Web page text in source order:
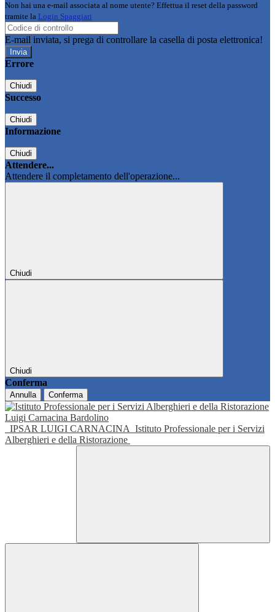
Non hai una e-mail associata al nome utente? Effettua il reset della password
tramite la Login Spaggiari
E-mail inviata, si prega di controllare la casella di posta elettronica!
Errore
Chiudi
Successo
Chiudi
Informazione
Chiudi
Attendere...
Attendere il completamento dell'operazione...
Chiudi
Chiudi
Conferma
Annulla Conferma
IPSAR LUIGI CARNACINA Istituto Professionale per i Servizi
Alberghieri e della Ristorazione